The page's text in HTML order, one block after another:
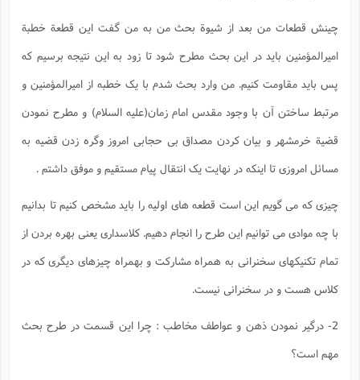
چینش قطعات من بعد از شیوة بحث من به من گفت این قطعة خطبة
امیرالمؤمنین باید در این بحث مطرح شود تا زود به این نتیجه برسیم که
پس باید مقاومت کنیم. من وارد بحث شدم با یک خطبه از امیرالمؤمنین و
مرتبط ساختن آن با وجود مقدس امام زمان(علیه السلام) و مطرح نمودن
قضیة خرمشهر و بیان کردن مصداق بی حجابی امروز وگره زدن قضیه به
مسائل امروزی تا اینکه در نهایت یک انتقال پیام مستقیم و موفق داشتم .
چیزی که می گویم این است قطعه های اولیه را باید مشخص کنیم تا بدانیم
با چه موادی می توانیم این طرح را انجام دهیم. کلاسداری یعنی بهره بردن از
تمام تکنیکهای سخنرانی به همراه مشارکت و بهمراه چیزهای دیگری که در
کلاس هست و در سخنرانی نیست.
2- درگیر نمودن ذهن و عواطف مخاطب : چرا این قسمت در طرح بحث
مهم است؟